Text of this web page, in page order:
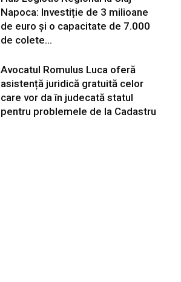
Napoca: Investiție de 3 milioane
de euro și o capacitate de 7.000
de colete...
Avocatul Romulus Luca oferă
asistență juridică gratuită celor
care vor da în judecată statul
pentru problemele de la Cadastru